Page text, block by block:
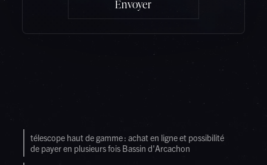
télescope haut de gamme : achat en ligne et possibilité
de payer en plusieurs fois Bassin d'Arcachon